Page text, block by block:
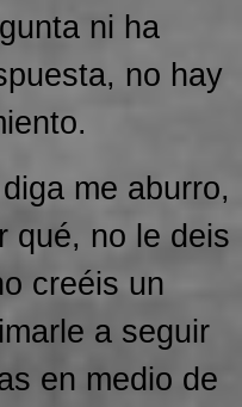
ni ha
no hay
me aburro,
qué, no le deis
creéis un
a seguir
en medio de